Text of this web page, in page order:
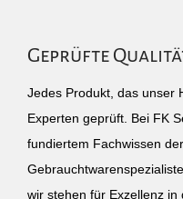
Geprüfte
Jedes Produkt, das unser
Experten geprüft. Bei FK
fundiertem Fachwissen
wir stehen für Exzellenz in